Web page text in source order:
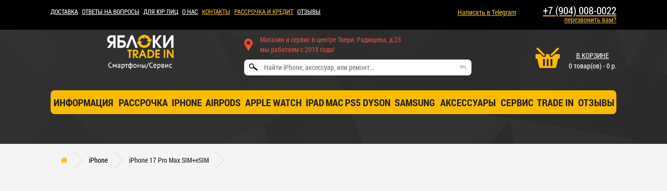
ДОСТАВКА ОТВЕТЫ НА ВОПРОСЫ ДЛЯ ЮР ЛИЦ О НАС КОНТАКТЫ РАССРОЧКА И КРЕДИТ ОТЗЫВЫ Написать в Telegram +7 (904) 008-0022
перезвонить вам?
Магазин и сервис в центре Твери: Радищева, д.23
мы работаем с 2015 года!
В КОРЗИНЕ
0 товар(ов) - 0 р.
ИНФОРМАЦИЯ РАССРОЧКА IPHONE AIRPODS APPLE WATCH IPADMACPS5 DYSON SAMSUNG АКСЕССУАРЫ СЕРВИС TRADE IN ОТЗЫВЫ
iPhone iPhone 17 Pro Max SIM+eSIM